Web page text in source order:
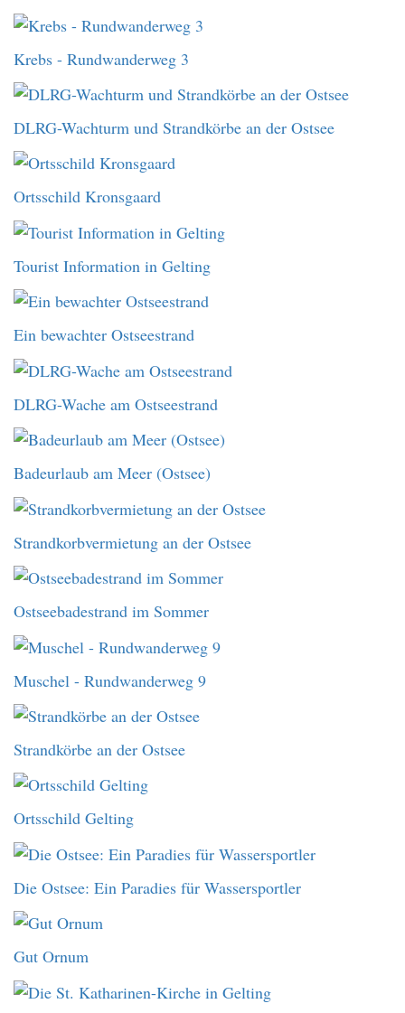
Krebs - Rundwanderweg 3
DLRG-Wachturm und Strandkörbe an der Ostsee
Ortsschild Kronsgaard
Tourist Information in Gelting
Ein bewachter Ostseestrand
DLRG-Wache am Ostseestrand
Badeurlaub am Meer (Ostsee)
Strandkorbvermietung an der Ostsee
Ostseebadestrand im Sommer
Muschel - Rundwanderweg 9
Strandkörbe an der Ostsee
Ortsschild Gelting
Die Ostsee: Ein Paradies für Wassersportler
Gut Ornum